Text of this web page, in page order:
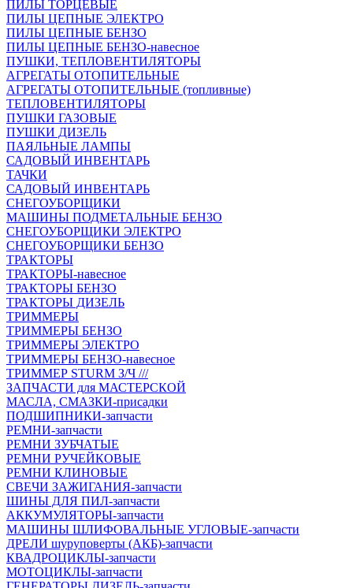
ПИЛЫ ТОРЦЕВЫЕ
ПИЛЫ ЦЕПНЫЕ ЭЛЕКТРО
ПИЛЫ ЦЕПНЫЕ БЕНЗО
ПИЛЫ ЦЕПНЫЕ БЕНЗО-навесное
ПУШКИ, ТЕПЛОВЕНТИЛЯТОРЫ
АГРЕГАТЫ ОТОПИТЕЛЬНЫЕ
АГРЕГАТЫ ОТОПИТЕЛЬНЫЕ (топливные)
ТЕПЛОВЕНТИЛЯТОРЫ
ПУШКИ ГАЗОВЫЕ
ПУШКИ ДИЗЕЛЬ
ПАЯЛЬНЫЕ ЛАМПЫ
САДОВЫЙ ИНВЕНТАРЬ
ТАЧКИ
САДОВЫЙ ИНВЕНТАРЬ
СНЕГОУБОРЩИКИ
МАШИНЫ ПОДМЕТАЛЬНЫЕ БЕНЗО
СНЕГОУБОРЩИКИ ЭЛЕКТРО
СНЕГОУБОРЩИКИ БЕНЗО
ТРАКТОРЫ
ТРАКТОРЫ-навесное
ТРАКТОРЫ БЕНЗО
ТРАКТОРЫ ДИЗЕЛЬ
ТРИММЕРЫ
ТРИММЕРЫ БЕНЗО
ТРИММЕРЫ ЭЛЕКТРО
ТРИММЕРЫ БЕНЗО-навесное
ТРИММЕР STURM З/Ч ///
ЗАПЧАСТИ для МАСТЕРСКОЙ
МАСЛА, СМАЗКИ-присадки
ПОДШИПНИКИ-запчасти
РЕМНИ-запчасти
РЕМНИ ЗУБЧАТЫЕ
РЕМНИ РУЧЕЙКОВЫЕ
РЕМНИ КЛИНОВЫЕ
СВЕЧИ ЗАЖИГАНИЯ-запчасти
ШИНЫ ДЛЯ ПИЛ-запчасти
АККУМУЛЯТОРЫ-запчасти
МАШИНЫ ШЛИФОВАЛЬНЫЕ УГЛОВЫЕ-запчасти
ДРЕЛИ шуруповерты (АКБ)-запчасти
КВАДРОЦИКЛЫ-запчасти
МОТОЦИКЛЫ-запчасти